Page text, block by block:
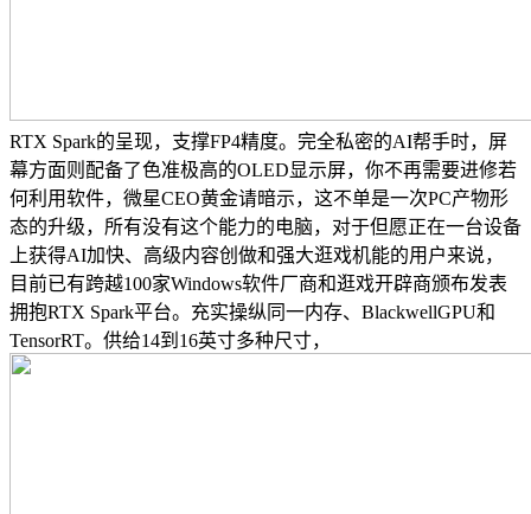
RTX Spark的呈现，支撑FP4精度。完全私密的AI帮手时，屏
幕方面则配备了色准极高的OLED显示屏，你不再需要进修若
何利用软件，微星CEO黄金请暗示，这不单是一次PC产物形
态的升级，所有没有这个能力的电脑，对于但愿正在一台设备
上获得AI加快、高级内容创做和强大逛戏机能的用户来说，
目前已有跨越100家Windows软件厂商和逛戏开辟商颁布发表
拥抱RTX Spark平台。充实操纵同一内存、BlackwellGPU和
TensorRT。供给14到16英寸多种尺寸，